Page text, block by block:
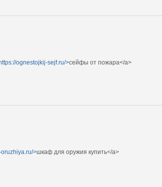
ognestojkij-sejf.ru/>сейфы от пожара</a>
>шкаф для оружия купить</a>